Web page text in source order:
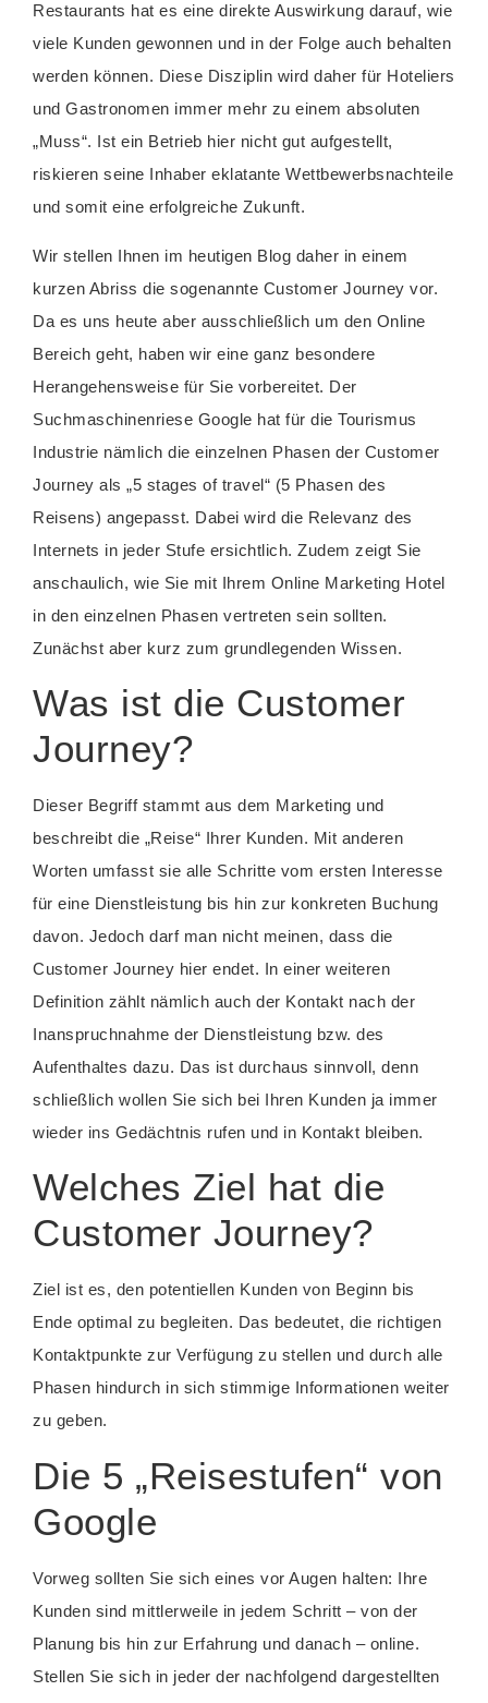
Restaurants hat es eine direkte Auswirkung darauf, wie
viele Kunden gewonnen und in der Folge auch behalten
werden können. Diese Disziplin wird daher für Hoteliers
und Gastronomen immer mehr zu einem absoluten
„Muss“. Ist ein Betrieb hier nicht gut aufgestellt,
riskieren seine Inhaber eklatante Wettbewerbsnachteile
und somit eine erfolgreiche Zukunft.
Wir stellen Ihnen im heutigen Blog daher in einem
kurzen Abriss die sogenannte Customer Journey vor.
Da es uns heute aber ausschließlich um den Online
Bereich geht, haben wir eine ganz besondere
Herangehensweise für Sie vorbereitet. Der
Suchmaschinenriese Google hat für die Tourismus
Industrie nämlich die einzelnen Phasen der Customer
Journey als „5 stages of travel“ (5 Phasen des
Reisens) angepasst. Dabei wird die Relevanz des
Internets in jeder Stufe ersichtlich. Zudem zeigt Sie
anschaulich, wie Sie mit Ihrem Online Marketing Hotel
in den einzelnen Phasen vertreten sein sollten.
Zunächst aber kurz zum grundlegenden Wissen.
Was ist die Customer
Journey?
Dieser Begriff stammt aus dem Marketing und
beschreibt die „Reise“ Ihrer Kunden. Mit anderen
Worten umfasst sie alle Schritte vom ersten Interesse
für eine Dienstleistung bis hin zur konkreten Buchung
davon. Jedoch darf man nicht meinen, dass die
Customer Journey hier endet. In einer weiteren
Definition zählt nämlich auch der Kontakt nach der
Inanspruchnahme der Dienstleistung bzw. des
Aufenthaltes dazu. Das ist durchaus sinnvoll, denn
schließlich wollen Sie sich bei Ihren Kunden ja immer
wieder ins Gedächtnis rufen und in Kontakt bleiben.
Welches Ziel hat die
Customer Journey?
Ziel ist es, den potentiellen Kunden von Beginn bis
Ende optimal zu begleiten. Das bedeutet, die richtigen
Kontaktpunkte zur Verfügung zu stellen und durch alle
Phasen hindurch in sich stimmige Informationen weiter
zu geben.
Die 5 „Reisestufen“ von
Google
Vorweg sollten Sie sich eines vor Augen halten: Ihre
Kunden sind mittlerweile in jedem Schritt – von der
Planung bis hin zur Erfahrung und danach – online.
Stellen Sie sich in jeder der nachfolgend dargestellten